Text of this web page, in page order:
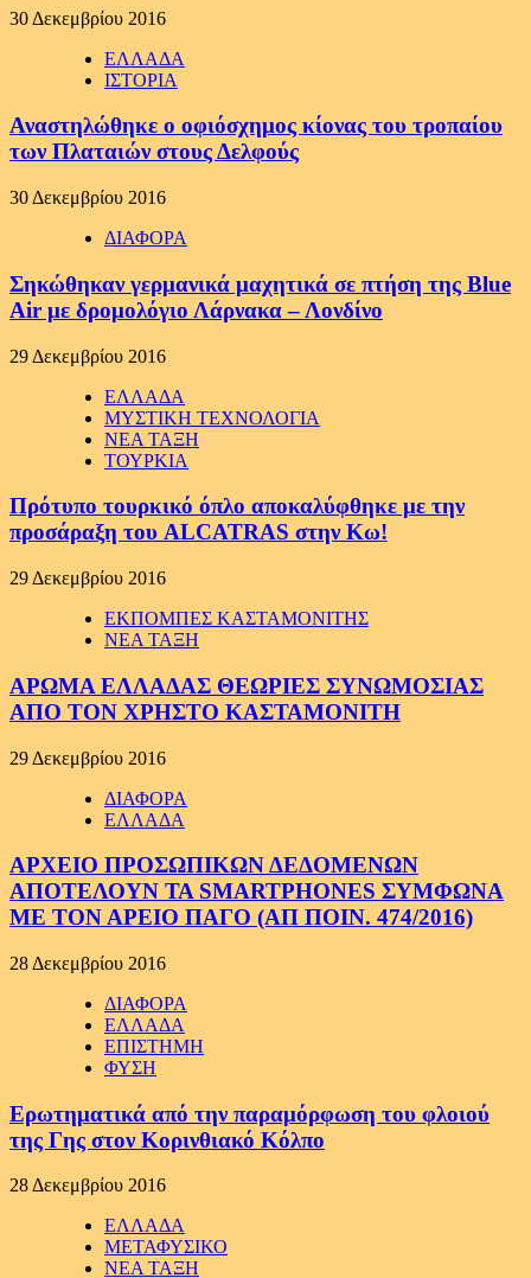
30 Δεκεμβρίου 2016
ΕΛΛΑΔΑ
ΙΣΤΟΡΙΑ
Αναστηλώθηκε ο οφιόσχημος κίονας του τροπαίου
των Πλαταιών στους Δελφούς
30 Δεκεμβρίου 2016
ΔΙΑΦΟΡΑ
Σηκώθηκαν γερμανικά μαχητικά σε πτήση της Blue
Air με δρομολόγιο Λάρνακα – Λονδίνο
29 Δεκεμβρίου 2016
ΕΛΛΑΔΑ
ΜΥΣΤΙΚΗ ΤΕΧΝΟΛΟΓΙΑ
ΝΕΑ ΤΑΞΗ
ΤΟΥΡΚΙΑ
Πρότυπο τουρκικό όπλο αποκαλύφθηκε με την
προσάραξη του ALCATRAS στην Κω!
29 Δεκεμβρίου 2016
ΕΚΠΟΜΠΕΣ ΚΑΣΤΑΜΟΝΙΤΗΣ
ΝΕΑ ΤΑΞΗ
ΑΡΩΜΑ ΕΛΛΑΔΑΣ ΘΕΩΡΙΕΣ ΣΥΝΩΜΟΣΙΑΣ
ΑΠΟ ΤΟΝ ΧΡΗΣΤΟ ΚΑΣΤΑΜΟΝΙΤΗ
29 Δεκεμβρίου 2016
ΔΙΑΦΟΡΑ
ΕΛΛΑΔΑ
ΑΡΧΕΙΟ ΠΡΟΣΩΠΙΚΩΝ ΔΕΔΟΜΕΝΩΝ
ΑΠΟΤΕΛΟΥΝ ΤΑ SMARTPHONES ΣΥΜΦΩΝΑ
ΜΕ ΤΟΝ ΑΡΕΙΟ ΠΑΓΟ (ΑΠ ΠΟΙΝ. 474/2016)
28 Δεκεμβρίου 2016
ΔΙΑΦΟΡΑ
ΕΛΛΑΔΑ
ΕΠΙΣΤΗΜΗ
ΦΥΣΗ
Ερωτηματικά από την παραμόρφωση του φλοιού
της Γης στον Κορινθιακό Κόλπο
28 Δεκεμβρίου 2016
ΕΛΛΑΔΑ
ΜΕΤΑΦΥΣΙΚΟ
ΝΕΑ ΤΑΞΗ